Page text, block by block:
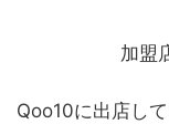
加盟
Qoo10に出店し